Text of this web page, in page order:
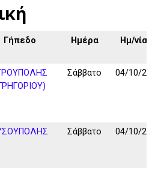
Γήπεδο Ημέρα Ημ/νία
Σάββατο 04/10/25
Σάββατο 04/10/25